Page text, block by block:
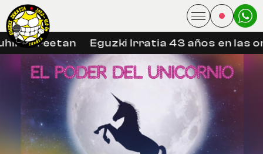
libreetan Eguzki Irratia 43 años en las